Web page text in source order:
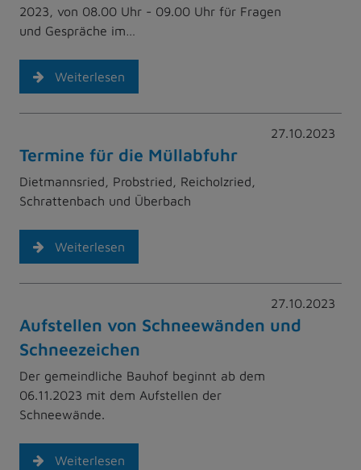
2023, von 08.00 Uhr - 09.00 Uhr für Fragen
und Gespräche im…
Weiterlesen
27.10.2023
Termine für die Müllabfuhr
Dietmannsried, Probstried, Reicholzried,
Schrattenbach und Überbach
Weiterlesen
27.10.2023
Aufstellen von Schneewänden und
Schneezeichen
Der gemeindliche Bauhof beginnt ab dem
06.11.2023 mit dem Aufstellen der
Schneewände.
Weiterlesen